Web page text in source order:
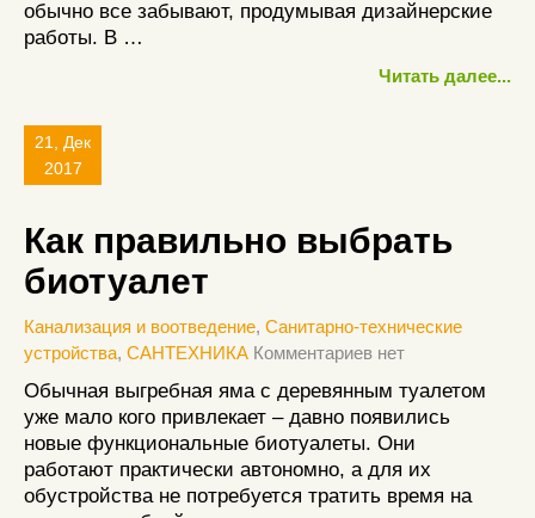
обычно все забывают, продумывая дизайнерские
работы. В …
Читать далее...
21, Дек
2017
Как правильно выбрать
биотуалет
Канализация и воотведение, Санитарно-технические
устройства, САНТЕХНИКА Комментариев нет
Обычная выгребная яма с деревянным туалетом
уже мало кого привлекает – давно появились
новые функциональные биотуалеты. Они
работают практически автономно, а для их
обустройства не потребуется тратить время на